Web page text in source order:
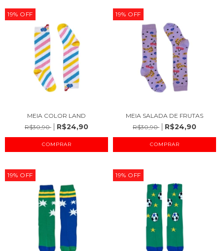
19% OFF
MEIA COLOR LAND
R$30,90
R$24,90
COMPRAR
19% OFF
MEIA SALADA DE FRUTAS
R$30,90
R$24,90
COMPRAR
19% OFF 19% OFF